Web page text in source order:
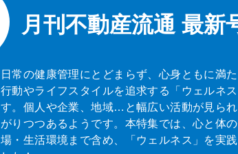
月刊不動産流通 最新
日常の健康管理にとどまらず、心身ともに満
行動やライフスタイルを追求する「ウェルネ
す。個人や企業、地域…と幅広い活動が見ら
がりつつあるようです。本特集では、心と体
場・生活環境まで含め、「ウェルネス」を実